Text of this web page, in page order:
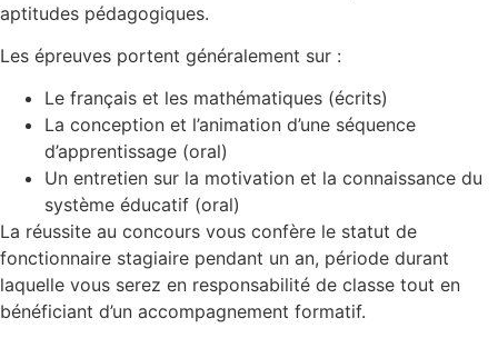
aptitudes pédagogiques.
Les épreuves portent généralement sur :
Le français et les mathématiques (écrits)
La conception et l’animation d’une séquence
d’apprentissage (oral)
Un entretien sur la motivation et la connaissance du
système éducatif (oral)
La réussite au concours vous confère le statut de
fonctionnaire stagiaire pendant un an, période durant
laquelle vous serez en responsabilité de classe tout en
bénéficiant d’un accompagnement formatif.